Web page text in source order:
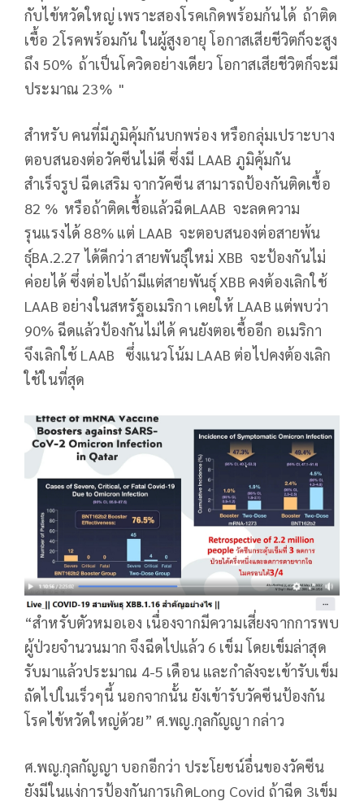
กับไข้หวัดใหญ่ เพราะสองโรคเกิดพร้อมก้นได้ ถ้าติด
เชื้อ 2โรคพร้อมกัน ในผู้สูงอายุ โอกาสเสียชีวิตก็จะสูง
ถึง 50% ถ้าเป็นโควิดอย่างเดียว โอกาสเสียชีวิตก็จะมี
ประมาณ 23% "
สำหรับ คนที่มีภูมิคุ้มกันบกพร่อง หรือกลุ่มเปราะบาง
ตอบสนองต่อวัคซีนไม่ดี ซึ่งมี LAAB ภูมิคุ้มกัน
สำเร็จรูป ฉีดเสริม จากวัคซีน สามารถป้องกันติดเชื้อ
82 % หรือถ้าติดเชื้อแล้วฉีดLAAB จะลดความ
รุนแรงได้ 88% แต่ LAAB จะตอบสนองต่อสายพ้น
ธุ์BA.2.27 ได้ดีกว่า สายพันธุ์ใหม่ XBB จะป้องกันไม่
ค่อยได้ ซึ่งต่อไปถ้ามีแต่สายพันธุ์ XBB คงต้องเลิกใช้
LAAB อย่างในสหรัฐอเมริกา เคยให้ LAAB แต่พบว่า
90% ฉีดแล้วป้องกันไม่ได้ คนยังตอเชื้ออีก อเมริกา
จึงเลิกใช้ LAAB ซึ่งแนวโน้ม LAAB ต่อไปคงต้องเลิก
ใช้ในที่สุด
“สำหรับตัวหมอเอง เนื่องจากมีความเสี่ยงจากการพบ
ผู้ป่วยจำนวนมาก จึงฉีดไปแล้ว 6 เข็ม โดยเข็มล่าสุด
รับมาแล้วประมาณ 4-5 เดือน และกำลังจะเข้ารับเข็ม
ถัดไปในเร็วๆนี้ นอกจากนั้น ยังเข้ารับวัคซีนป้องกัน
โรคไข้หวัดใหญ่ด้วย” ศ.พญ.กุลกัญญา กล่าว
ศ.พญ.กุลกัญญา บอกอีกว่า ประโยชน์อื่นของวัคซีน
ยังมีในแง่การป้องกันการเกิดLong Covid ถ้าฉีด 3เข็ม